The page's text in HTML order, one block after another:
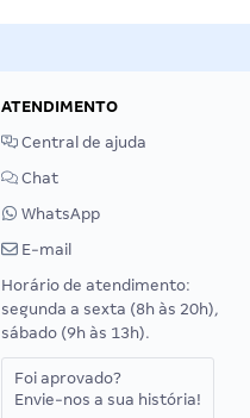
ATENDIMENTO
Central de ajuda
Chat
WhatsApp
E-mail
Horário de atendimento:
segunda a sexta (8h às 20h),
sábado (9h às 13h).
Foi aprovado?
Envie-nos a sua história!